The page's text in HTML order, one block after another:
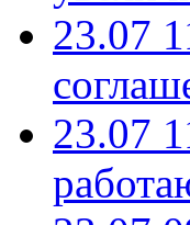
23.07
23.07